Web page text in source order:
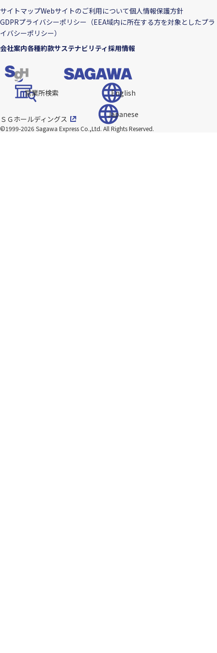
サイトマップWebサイトのご利用について個人情報保護方針
GDPRプライバシーポリシー（EEA域内に所在する方を対象としたプラ
イバシーポリシー）
会社案内各種約款サステナビリティ採用情報
営業所検索 English
Japanese
ＳＧホールディングス
©1999-2026 Sagawa Express Co.,Ltd. All Rights Reserved.